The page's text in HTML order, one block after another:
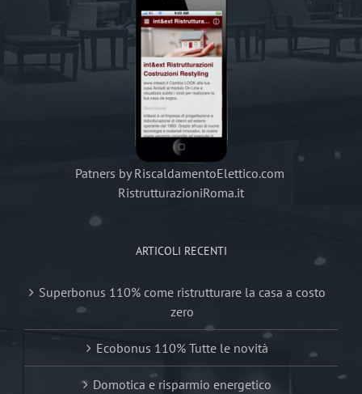
Patners by RiscaldamentoElettico.com
RistrutturazioniRoma.it
ARTICOLI RECENTI
Superbonus 110% come ristrutturare la casa a costo
zero
Ecobonus 110% Tutte le novità
Domotica e risparmio energetico